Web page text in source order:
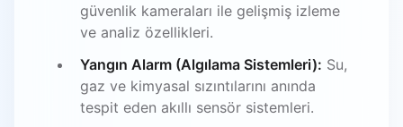
güvenlik kameraları ile gelişmiş izleme
ve analiz özellikleri.
Yangın Alarm (Algılama Sistemleri): Su,
gaz ve kimyasal sızıntılarını anında
tespit eden akıllı sensör sistemleri.